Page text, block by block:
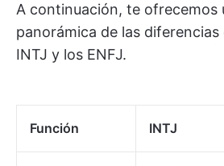
A continuación, te ofrecemos
panorámica de las
INTJ y los ENFJ.
Función INTJ